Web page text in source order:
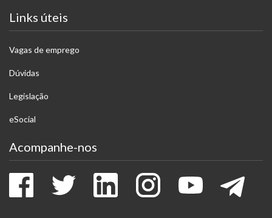
Links úteis
Vagas de emprego
Dúvidas
Legislação
eSocial
Acompanhe-nos
FacebookTwitter LinkedInInstagramYoutube